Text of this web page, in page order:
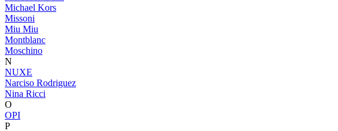
Michael Kors
Missoni
Miu Miu
Montblanc
Moschino
N
NUXE
Narciso Rodriguez
Nina Ricci
O
OPI
P